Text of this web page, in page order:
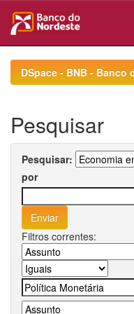
navigationDSpace - BNB - Banco
Pesquisar
Pesquisar:
por
Filtros correntes: